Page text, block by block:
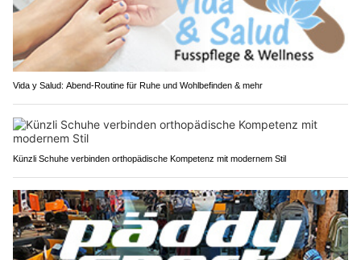
Vida y Salud: Abend-Routine für Ruhe und Wohlbefinden & mehr
Künzli Schuhe verbinden orthopädische Kompetenz mit modernem Stil